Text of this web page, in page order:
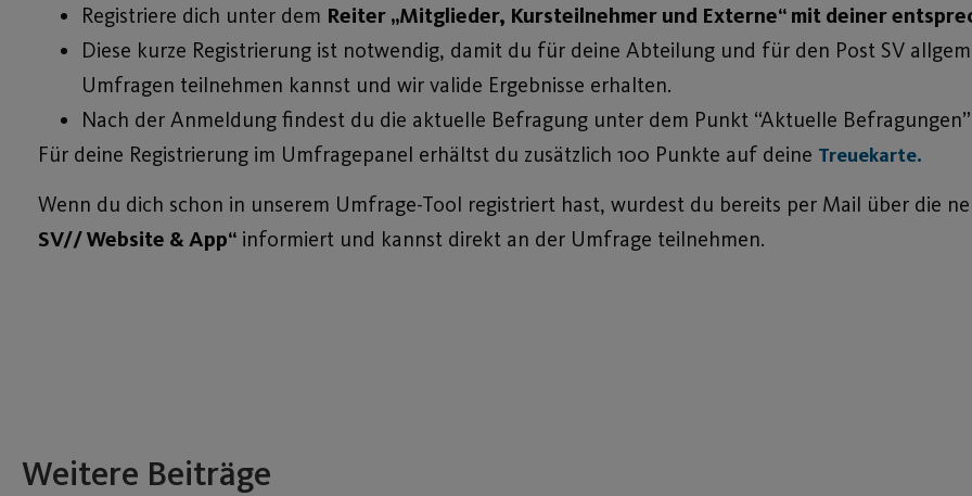
Registriere dich unter dem Reiter „Mitglieder, Kursteilnehmer und Externe“ mit deiner
Diese kurze Registrierung ist notwendig, damit du für deine Abteilung und für den Post SV
Umfragen teilnehmen kannst und wir valide Ergebnisse erhalten.
Nach der Anmeldung findest du die aktuelle Befragung unter dem Punkt “Aktuelle
Für deine Registrierung im Umfragepanel erhältst du zusätzlich 100 Punkte auf deine Treuekarte.
Wenn du dich schon in unserem Umfrage-Tool registriert hast, wurdest du bereits per Mail über die
SV// Website & App“ informiert und kannst direkt an der Umfrage teilnehmen.
Weitere Beiträge